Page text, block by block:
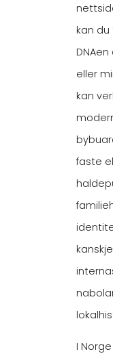
kan
eller
kan
faste
I